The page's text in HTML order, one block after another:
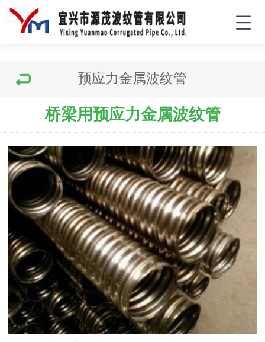
预应力金属波纹管
桥梁用预应力金属波纹管